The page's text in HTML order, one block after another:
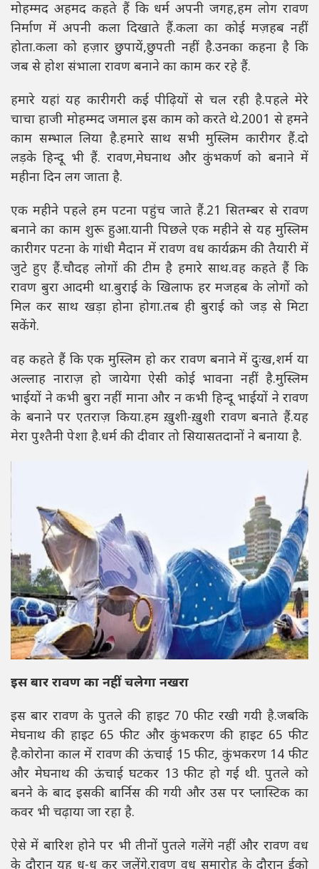
मोहम्मद अहमद कहते हैं कि धर्म अपनी जगह,हम लोग रावण
निर्माण में अपनी कला दिखाते हैं.कला का कोई मज़हब नहीं
होता.कला को हज़ार छुपायें,छुपती नहीं है.उनका कहना है कि
जब से होश संभाला रावण बनाने का काम कर रहे हैं.
हमारे यहां यह कारीगरी कई पीढ़ियों से चल रही है.पहले मेरे
चाचा हाजी मोहम्मद जमाल इस काम को करते थे.2001 से हमने
काम सम्भाल लिया है.हमारे साथ सभी मुस्लिम कारीगर हैं.दो
लड़के हिन्दू भी हैं. रावण,मेघनाथ और कुंभकर्ण को बनाने में
महीना दिन लग जाता है.
एक महीने पहले हम पटना पहुंच जाते हैं.21 सितम्बर से रावण
बनाने का काम शुरू हुआ.यानी पिछले एक महीने से यह मुस्लिम
कारीगर पटना के गांधी मैदान में रावण वध कार्यक्रम की तैयारी में
जुटे हुए हैं.चौदह लोगों की टीम है हमारे साथ.वह कहते हैं कि
रावण बुरा आदमी था.बुराई के खिलाफ हर मजहब के लोगों को
मिल कर साथ खड़ा होना होगा.तब ही बुराई को जड़ से मिटा
सकेंगे.
वह कहते हैं कि एक मुस्लिम हो कर रावण बनाने में दुःख,शर्म या
अल्लाह नाराज़ हो जायेगा ऐसी कोई भावना नहीं है.मुस्लिम
भाईयों ने कभी बुरा नहीं माना और न कभी हिन्दू भाईयों ने रावण
के बनाने पर एतराज़ किया.हम ख़ुशी-ख़ुशी रावण बनाते हैं.यह
मेरा पुश्तैनी पेशा है.धर्म की दीवार तो सियासतदानों ने बनाया है.
इस बार रावण का नहीं चलेगा नखरा
इस बार रावण के पुतले की हाइट 70 फीट रखी गयी है.जबकि
मेघनाथ की हाइट 65 फीट और कुंभकरण की हाइट 65 फीट
है.कोरोना काल में रावण की ऊंचाई 15 फीट, कुंभकरण 14 फीट
और मेघनाथ की ऊंचाई घटकर 13 फीट हो गई थी. पुतले को
बनने के बाद इसकी बार्निस की गयी और उस पर प्लास्टिक का
कवर भी चढ़ाया जा रहा है.
ऐसे में बारिश होने पर भी तीनों पुतले गलेंगे नहीं और रावण वध